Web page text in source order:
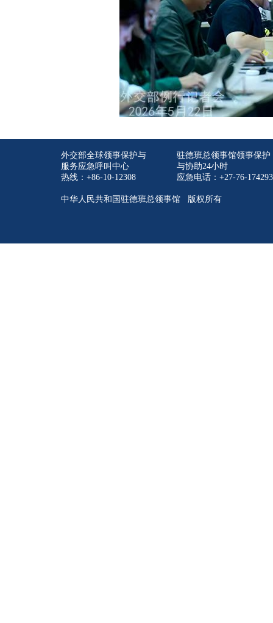
外交部全球领事保护与
服务应急呼叫中心
热线：+86-10-12308
驻德班总领事馆领事保护
与协助24小时
应急电话：+27-76-
中华人民共和国驻德班总领事馆 版权所有